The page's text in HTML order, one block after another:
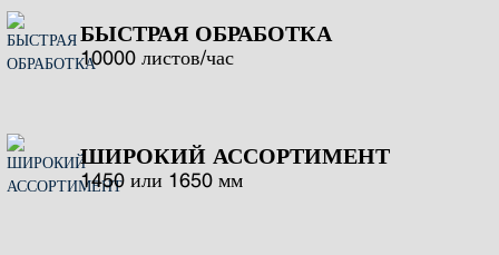
БЫСТРАЯ ОБРАБОТКА
10000 листов/час
ШИРОКИЙ АССОРТИМЕНТ
1450 или 1650 мм